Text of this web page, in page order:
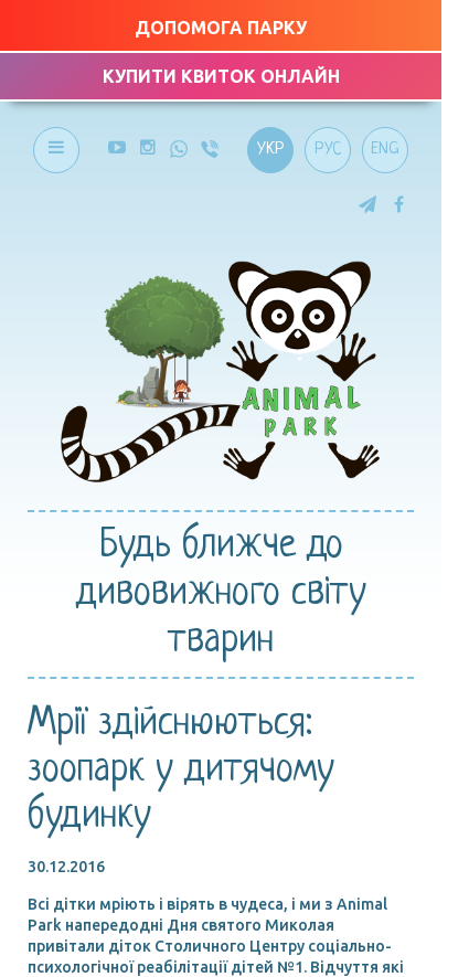
ДОПОМОГА ПАРКУ
КУПИТИ КВИТОК ОНЛАЙН
ENG
РУС
УКР
Будь ближчедо
дивовижного світу
тварин
Мрії здійснюються:
зоопарк у дитячому
будинку
30.12.2016
Всі дітки мріють і вірять в чудеса, і ми з Animal
Park напередодні Дня святого Миколая
привітали діток Столичного Центру соціально-
психологічної реабілітації дітей №1. Відчуття які